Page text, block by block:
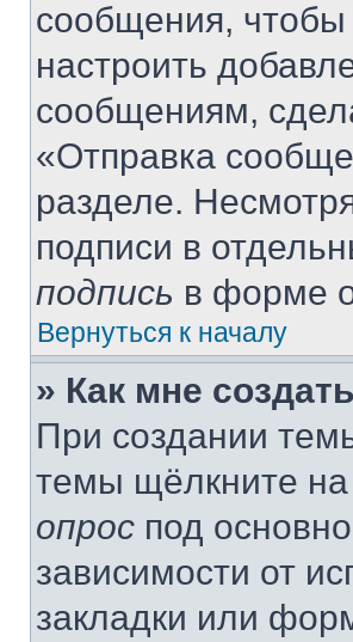
сообщения,
настроить
сообщениям,
«Отправка
разделе.
подписи в
подпись в форме
Вернуться к началу
» Как мне
При создании
темы щёлкните
опрос под
зависимости от
закладки или